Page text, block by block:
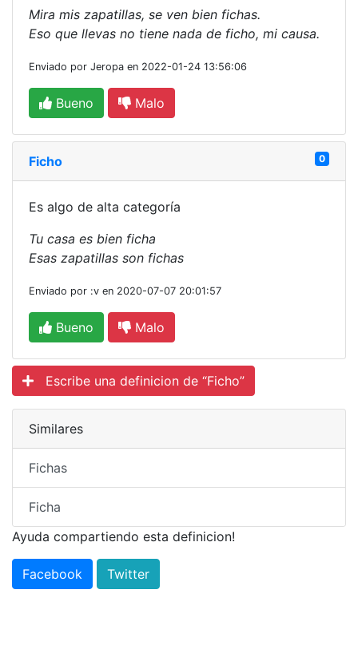
Mira mis zapatillas, se ven bien fichas.
Eso que llevas no tiene nada de ficho, mi causa.
Enviado por Jeropa en 2022-01-24 13:56:06
Bueno Malo
Ficho 0
Es algo de alta categoría
Tu casa es bien ficha
Esas zapatillas son fichas
Enviado por :v en 2020-07-07 20:01:57
Bueno Malo
Escribe una definicion de “Ficho”
Similares
Fichas
Ficha
Ayuda compartiendo esta definicion!
Facebook Twitter